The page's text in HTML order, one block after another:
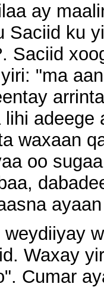
ay
Saciid ku
Saciid
"ma
lihi
waxaan
oo
Waxay
Cumar